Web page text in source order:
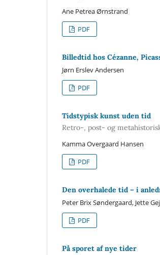
Ane Petrea Ørnstrand
PDF
Billedtid hos Cézanne,
Jørn Erslev Andersen
PDF
Tidstypisk kunst uden tid
Retro-, post- og
Kamma Overgaard Hansen
PDF
Den overhalede tid – i
Peter Brix Søndergaard, Jette
PDF
På sporet af nye tider